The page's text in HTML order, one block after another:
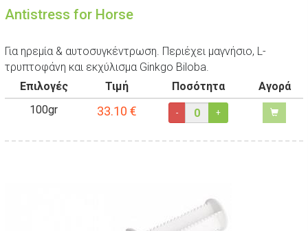
Antistress for Horse
Για ηρεμία & αυτοσυγκέντρωση. Περιέχει μαγνήσιο, L-
τρυπτοφάνη και εκχύλισμα Ginkgo Biloba.
Επιλογές
Τιμή Ποσότητα
Αγορά
100gr
33.10 € - +